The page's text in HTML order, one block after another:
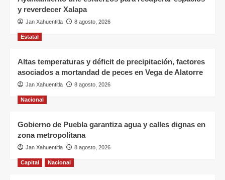
y reverdecer Xalapa
Jan Xahuentitla 8 agosto, 2026
Estatal
Altas temperaturas y déficit de precipitación, factores
asociados a mortandad de peces en Vega de Alatorre
Jan Xahuentitla 8 agosto, 2026
Nacional
Gobierno de Puebla garantiza agua y calles dignas en
zona metropolitana
Jan Xahuentitla 8 agosto, 2026
Capital Nacional